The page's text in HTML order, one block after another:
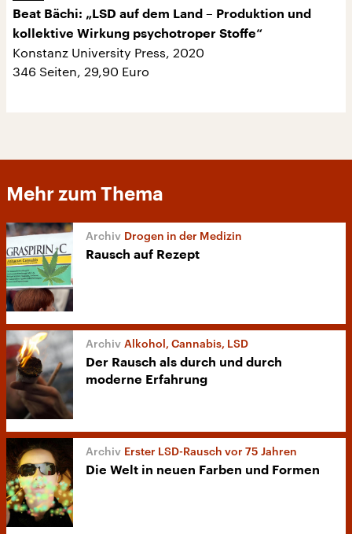
Beat Bächi: „LSD auf dem Land – Produktion und
kollektive Wirkung psychotroper Stoffe“
Konstanz University Press, 2020
346 Seiten, 29,90 Euro
Mehr zum Thema
Drogen in der Medizin
Rausch auf Rezept
Alkohol, Cannabis, LSD
Der Rausch als durch und durch
moderne Erfahrung
Erster LSD-Rausch vor 75 Jahren
Die Welt in neuen Farben und Formen